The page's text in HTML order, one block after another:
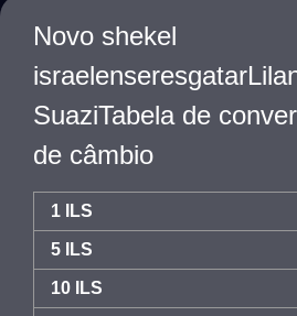
Novo shekel
SuaziTabela de
de câmbio
1 ILS
5 ILS
10 ILS